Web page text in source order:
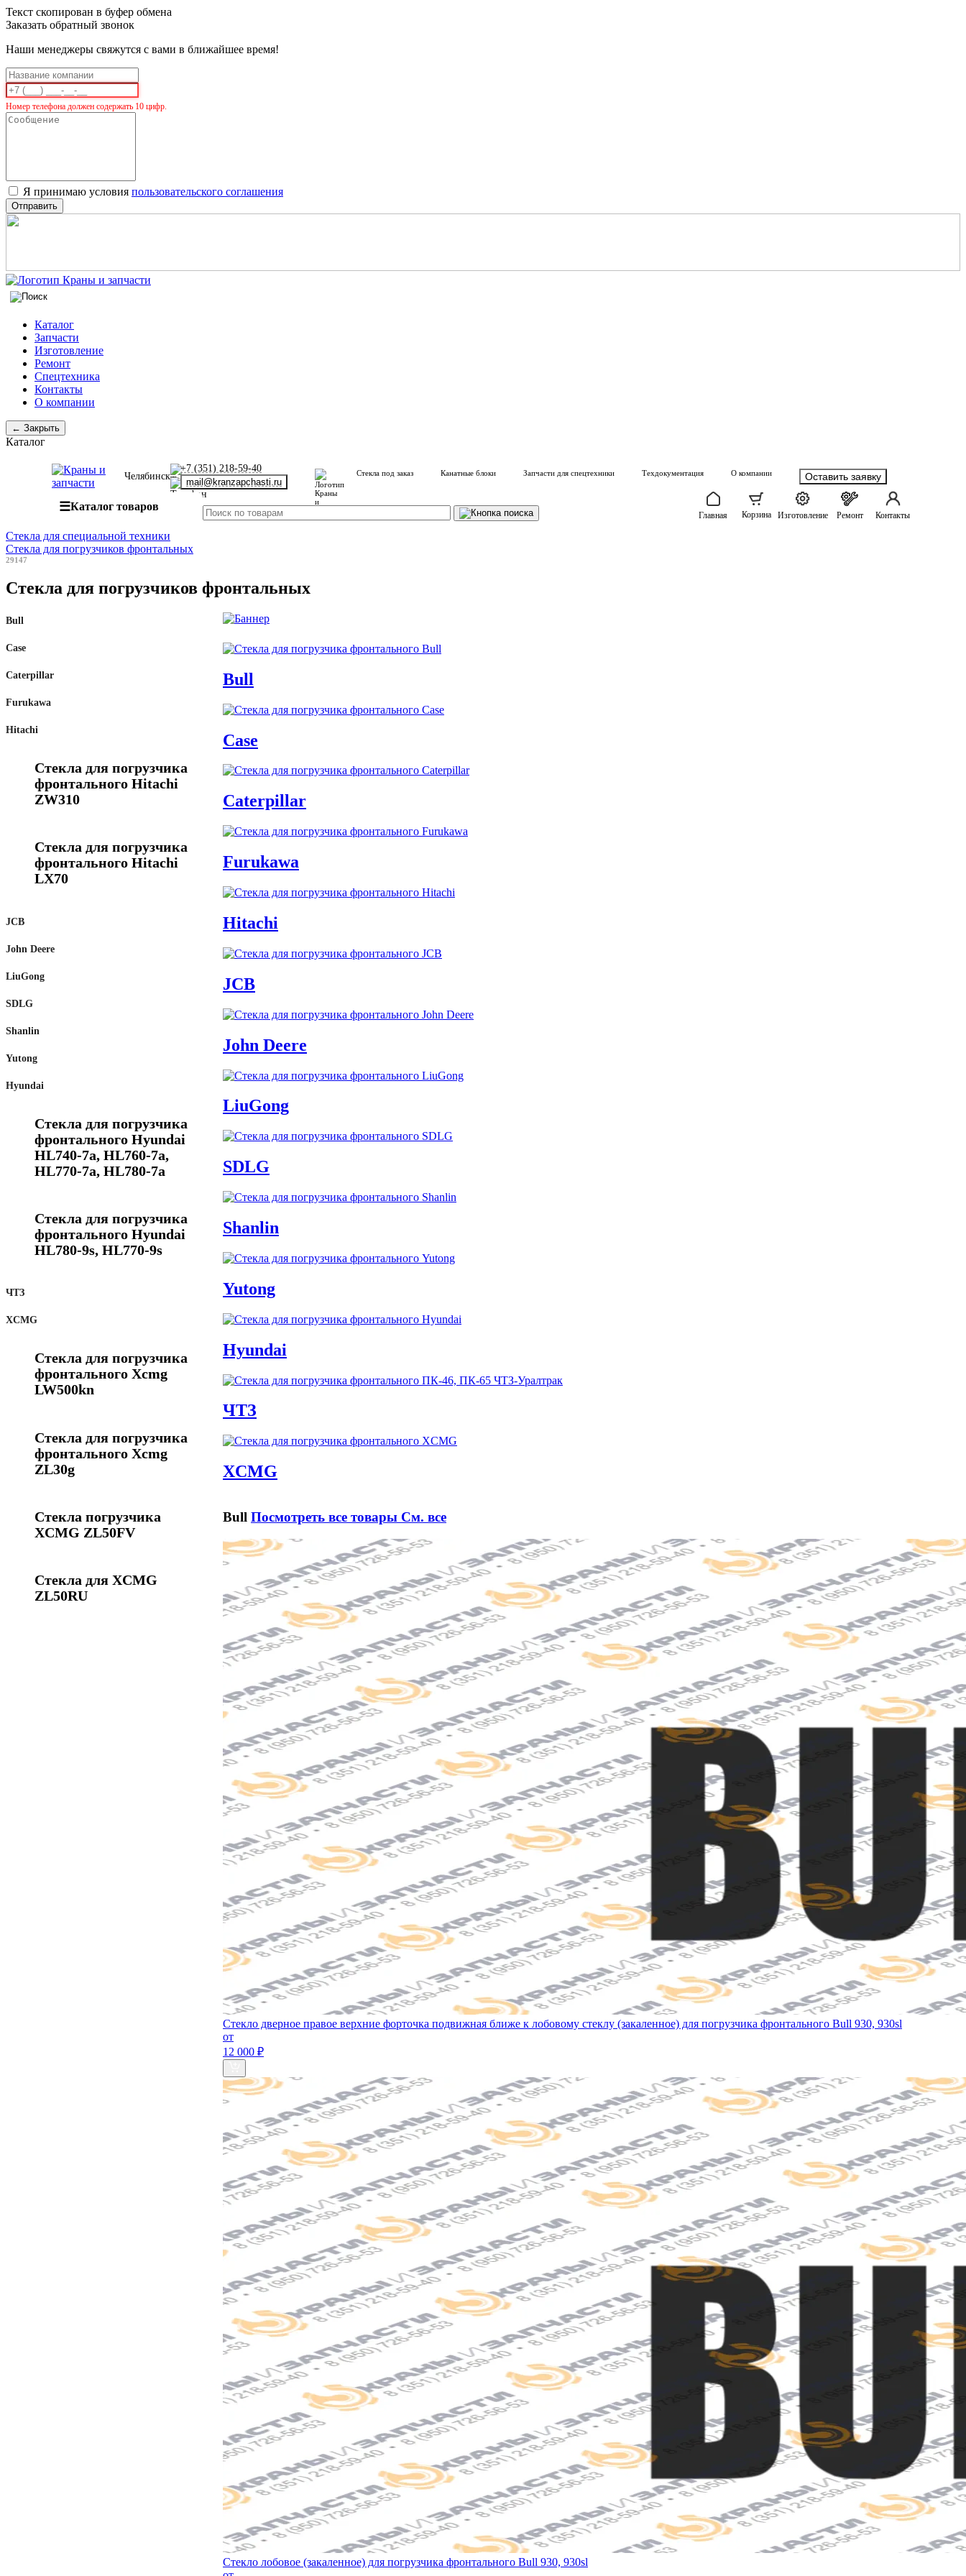
Текст скопирован в буфер обмена
Заказать обратный звонок
Наши менеджеры свяжутся с вами в ближайшее время!
Номер телефона должен содержать 10 цифр.
Я принимаю условия пользовательского соглашения
Отправить
Каталог
Запчасти
Изготовление
Ремонт
Спецтехника
Контакты
О компании
← Закрыть
Каталог
Челябинск
+7 (351) 218-59-40
mail@kranzapchasti.ru
Стекла под заказ Канатные блоки Запчасти для спецтехники Техдокументация О компании Оставить заявку
☰Каталог товаров
Главная Корзина Изготовление Ремонт Контакты
Стекла для специальной техники
Стекла для погрузчиков фронтальных
29147
Стекла для погрузчиков фронтальных
Bull
Case
Caterpillar
Furukawa
Hitachi
Стекла для погрузчика
фронтального Hitachi
ZW310
Стекла для погрузчика
фронтального Hitachi
LX70
JCB
John Deere
LiuGong
SDLG
Shanlin
Yutong
Нуundai
Стекла для погрузчика
фронтального Нуundai
HL740-7a, HL760-7a,
HL770-7a, HL780-7a
Стекла для погрузчика
фронтального Нуundai
HL780-9s, HL770-9s
ЧТЗ
ХCMG
Стекла для погрузчика
фронтального Хcmg
LW500kn
Стекла для погрузчика
фронтального Хcmg
ZL30g
Стекла погрузчика
XCMG ZL50FV
Стекла для XCMG
ZL50RU
Bull
Case
Caterpillar
Furukawa
Hitachi
JCB
John Deere
LiuGong
SDLG
Shanlin
Yutong
Нуundai
ЧТЗ
ХCMG
Bull Посмотреть все товары См. все
Стекло дверное правое верхние форточка подвижная ближе к лобовому стеклу (закаленное) для погрузчика фронтального Bull 930, 930sl
от
12 000 ₽
Стекло лобовое (закаленное) для погрузчика фронтального Bull 930, 930sl